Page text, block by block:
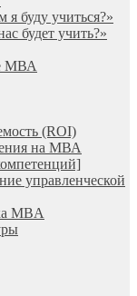
буду учиться?»
будет учить?»
МВА
(ROI)
на МВА
управленческой
MBA